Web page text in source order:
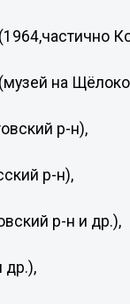
на
р-н),
р-н),
р-н и др.),
др.),